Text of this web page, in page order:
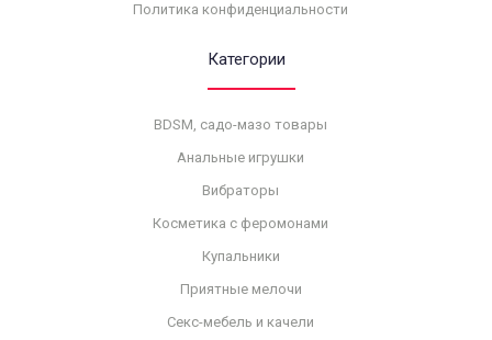
Политика конфиденциальности
Категории
BDSM, садо-мазо товары
Анальные игрушки
Вибраторы
Косметика с феромонами
Купальники
Приятные мелочи
Секс-мебель и качели